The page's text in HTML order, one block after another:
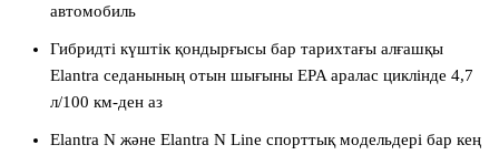
автомобиль
Гибридті күштік қондырғысы бар тарихтағы алғашқы
Elantra седанының отын шығыны EPA аралас циклінде 4,7
л/100 км-ден аз
Elantra N және Elantra N Line спорттық модельдері бар кең